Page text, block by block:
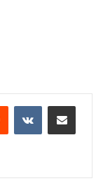
Reddit VKontakteShare via Email